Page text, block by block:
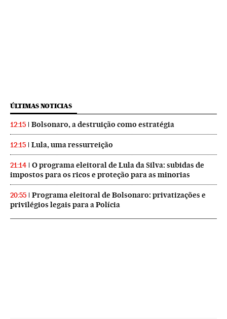
ÚLTIMAS NOTICIAS
12:15 Bolsonaro, a destruição como estratégia
12:15 Lula, uma ressurreição
21:14
O programa eleitoral de Lula da Silva: subidas de
impostos para os ricos e proteção para as minorias
20:55
Programa eleitoral de Bolsonaro: privatizações e
privilégios legais para a Polícia